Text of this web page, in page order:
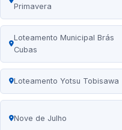
Primavera
Loteamento Municipal Brás
Cubas
Loteamento Yotsu Tobisawa
Nove de Julho